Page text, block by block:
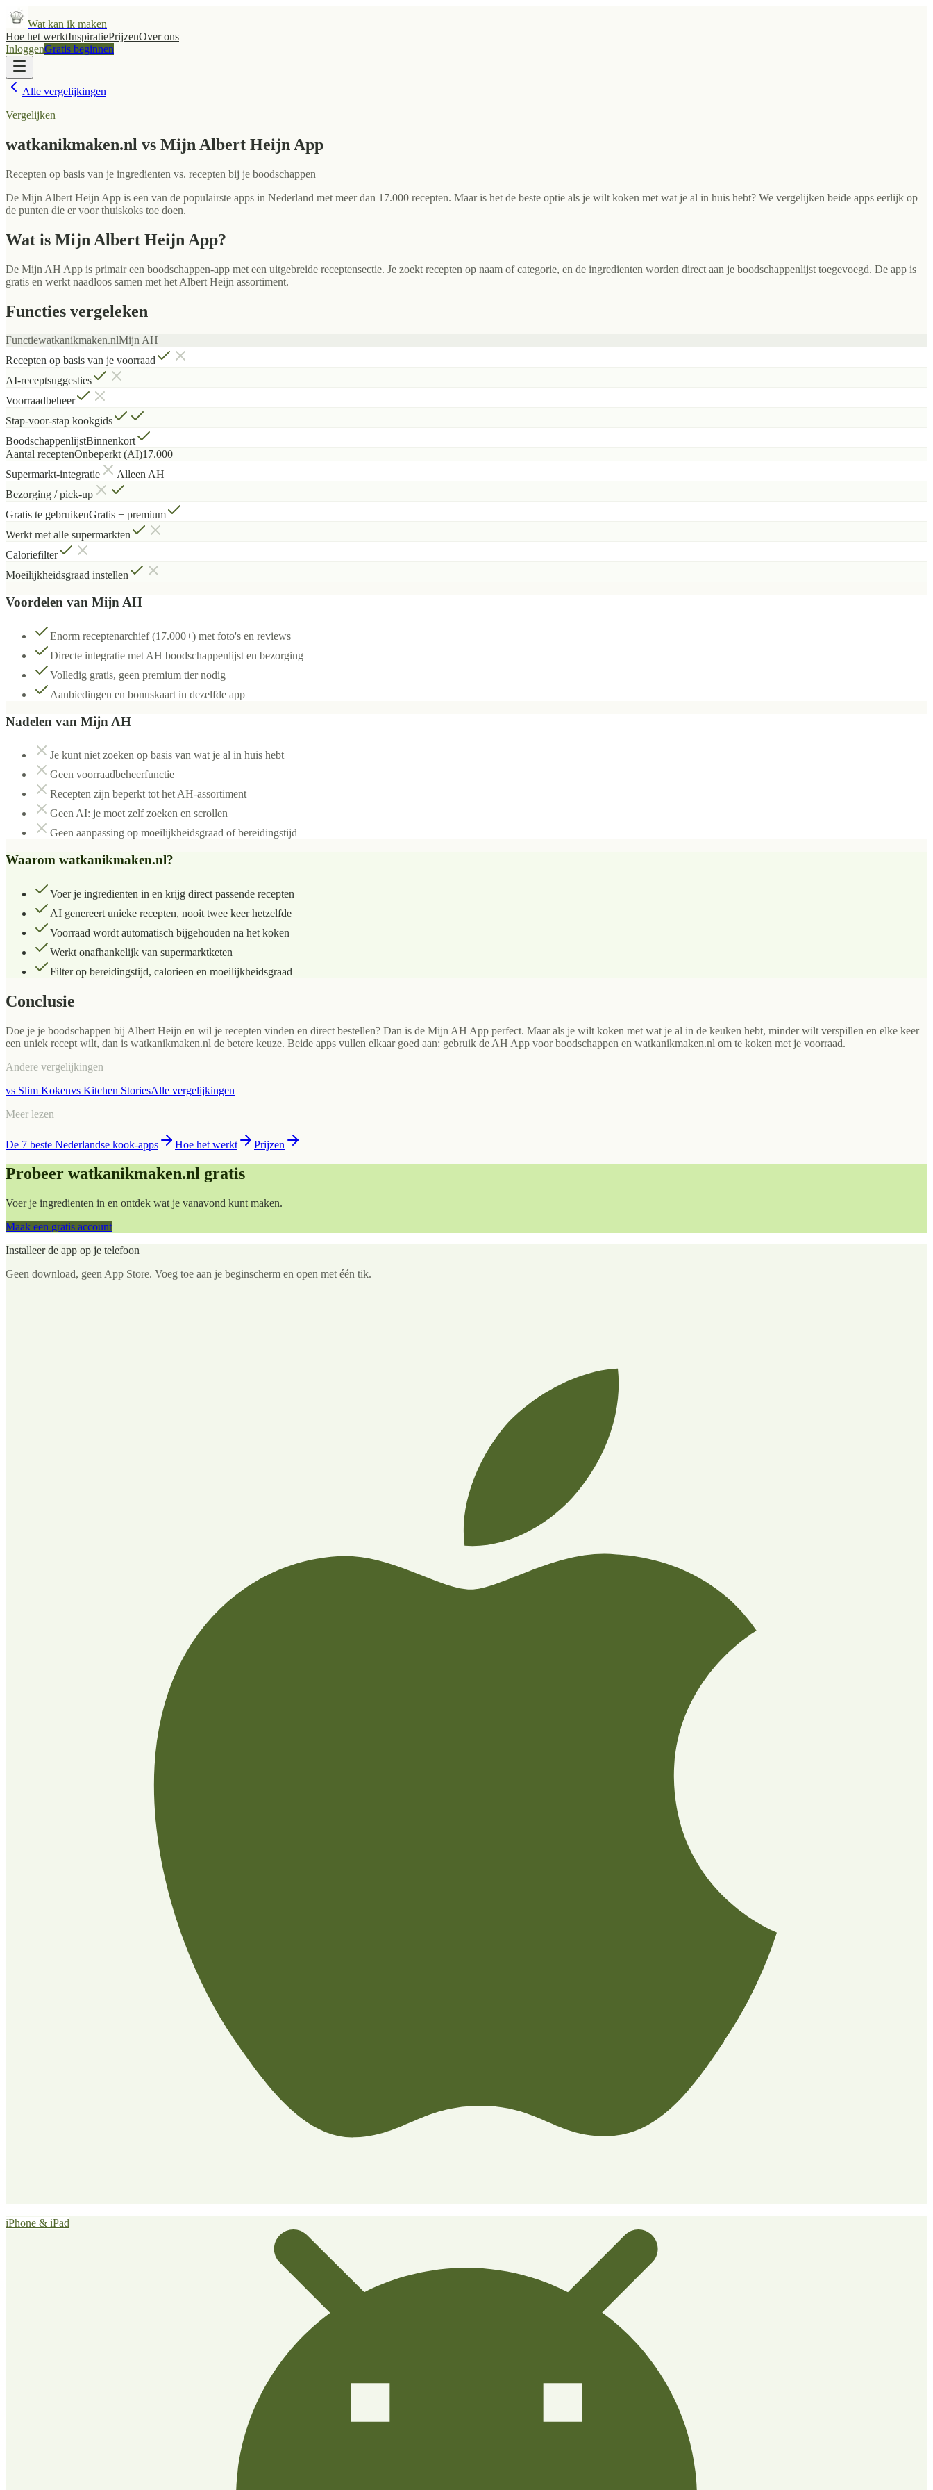
Wat kan ik maken
Hoe het werktInspiratiePrijzenOver ons
InloggenGratis beginnen
Alle vergelijkingen
Vergelijken
watkanikmaken.nl vs Mijn Albert Heijn App
Recepten op basis van je ingredienten vs. recepten bij je boodschappen
De Mijn Albert Heijn App is een van de populairste apps in Nederland met meer dan 17.000 recepten. Maar is het de beste optie als je wilt koken met wat je al in huis hebt? We vergelijken beide apps eerlijk op
de punten die er voor thuiskoks toe doen.
Wat is Mijn Albert Heijn App?
De Mijn AH App is primair een boodschappen-app met een uitgebreide receptensectie. Je zoekt recepten op naam of categorie, en de ingredienten worden direct aan je boodschappenlijst toegevoegd. De app is
gratis en werkt naadloos samen met het Albert Heijn assortiment.
Functies vergeleken
Functiewatkanikmaken.nlMijn AH
Recepten op basis van je voorraad
AI-receptsuggesties
Voorraadbeheer
Stap-voor-stap kookgids
BoodschappenlijstBinnenkort
Aantal receptenOnbeperkt (AI)17.000+
Supermarkt-integratie
Alleen AH
Bezorging / pick-up
Gratis te gebruikenGratis + premium
Werkt met alle supermarkten
Caloriefilter
Moeilijkheidsgraad instellen
Voordelen van Mijn AH
Enorm receptenarchief (17.000+) met foto's en reviews
Directe integratie met AH boodschappenlijst en bezorging
Volledig gratis, geen premium tier nodig
Aanbiedingen en bonuskaart in dezelfde app
Nadelen van Mijn AH
Je kunt niet zoeken op basis van wat je al in huis hebt
Geen voorraadbeheerfunctie
Recepten zijn beperkt tot het AH-assortiment
Geen AI: je moet zelf zoeken en scrollen
Geen aanpassing op moeilijkheidsgraad of bereidingstijd
Waarom watkanikmaken.nl?
Voer je ingredienten in en krijg direct passende recepten
AI genereert unieke recepten, nooit twee keer hetzelfde
Voorraad wordt automatisch bijgehouden na het koken
Werkt onafhankelijk van supermarktketen
Filter op bereidingstijd, calorieen en moeilijkheidsgraad
Conclusie
Doe je je boodschappen bij Albert Heijn en wil je recepten vinden en direct bestellen? Dan is de Mijn AH App perfect. Maar als je wilt koken met wat je al in de keuken hebt, minder wilt verspillen en elke keer
een uniek recept wilt, dan is watkanikmaken.nl de betere keuze. Beide apps vullen elkaar goed aan: gebruik de AH App voor boodschappen en watkanikmaken.nl om te koken met je voorraad.
Andere vergelijkingen
vs Slim Kokenvs Kitchen StoriesAlle vergelijkingen
Meer lezen
De 7 beste Nederlandse kook-apps Hoe het werkt Prijzen
Probeer watkanikmaken.nl gratis
Voer je ingredienten in en ontdek wat je vanavond kunt maken.
Maak een gratis account
Installeer de app op je telefoon
Geen download, geen App Store. Voeg toe aan je beginscherm en open met één tik.
iPhone & iPad